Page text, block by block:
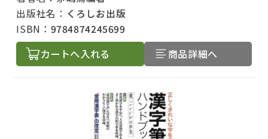
出版社名： くろしお出版
ISBN： 9784874245699
カートへ入れる 商品詳細へ